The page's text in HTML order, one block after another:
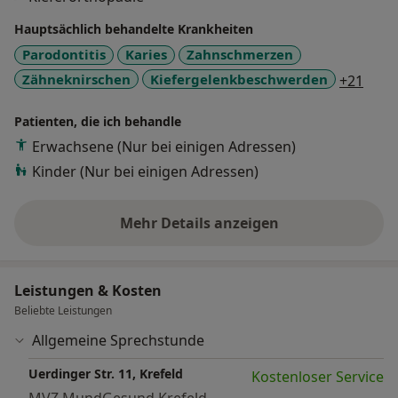
Hauptsächlich behandelte Krankheiten
Parodontitis Karies
Zahnschmerzen
Zähneknirschen
Kiefergelenkbeschwerden +21
Patienten, die ich behandle
Erwachsene (Nur bei einigen Adressen)
Kinder (Nur bei einigen Adressen)
Mehr Details anzeigen
über Erfahrungen
Leistungen & Kosten
Beliebte Leistungen
Allgemeine Sprechstunde
Uerdinger Str. 11, Krefeld
Kostenloser Service